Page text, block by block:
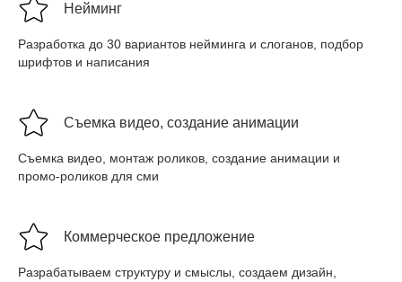
Нейминг
Разработка до 30 вариантов нейминга и слоганов, подбор
шрифтов и написания
Съемка видео, создание анимации
Съемка видео, монтаж роликов, создание анимации и
промо-роликов для сми
Коммерческое предложение
Разрабатываем структуру и смыслы, создаем дизайн,